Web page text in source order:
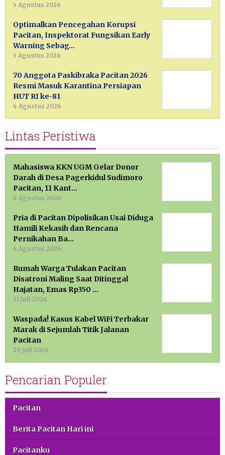
5 Agustus 2026
Optimalkan Pencegahan Korupsi
Pacitan, Inspektorat Fungsikan Early
Warning Sebag…
5 Agustus 2026
70 Anggota Paskibraka Pacitan 2026
Resmi Masuk Karantina Persiapan
HUT RI ke-81
4 Agustus 2026
Lintas Peristiwa
Mahasiswa KKN UGM Gelar Donor
Darah di Desa Pagerkidul Sudimoro
Pacitan, 11 Kant…
6 Agustus 2026
Pria di Pacitan Dipolisikan Usai Diduga
Hamili Kekasih dan Rencana
Pernikahan Ba…
4 Agustus 2026
Rumah Warga Tulakan Pacitan
Disatroni Maling Saat Ditinggal
Hajatan, Emas Rp350 …
31 Juli 2026
Waspada! Kasus Kabel WiFi Terbakar
Marak di Sejumlah Titik Jalanan
Pacitan
29 Juli 2026
Pencarian Populer
Pacitan
Berita Pacitan Hari ini
Pacitanku